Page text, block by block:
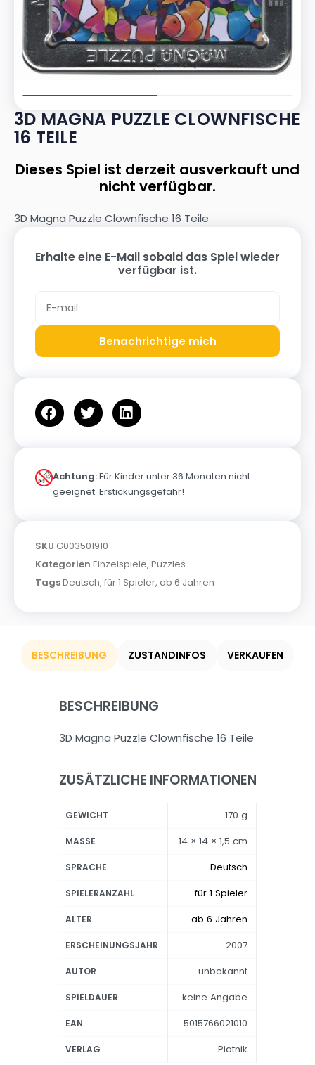
3D MAGNA PUZZLE CLOWNFISCHE
16 TEILE
Dieses Spiel ist derzeit ausverkauft und
nicht verfügbar.
3D Magna Puzzle Clownfische 16 Teile
Erhalte eine E-Mail sobald das Spiel wieder
verfügbar ist.
Benachrichtige mich
Achtung:Für Kinder unter 36 Monaten nicht
geeignet. Erstickungsgefahr!
SKU G003501910
Kategorien Einzelspiele, Puzzles
TagsDeutsch, für 1 Spieler, ab 6 Jahren
BESCHREIBUNG ZUSTANDINFOS VERKAUFEN
BESCHREIBUNG
3D Magna Puzzle Clownfische 16 Teile
ZUSÄTZLICHE INFORMATIONEN
GEWICHT 170 g
MASSE 14 × 14 × 1,5 cm
SPRACHE Deutsch
SPIELERANZAHL für 1 Spieler
ALTER ab 6 Jahren
ERSCHEINUNGSJAHR 2007
AUTOR unbekannt
SPIELDAUER keine Angabe
EAN 5015766021010
VERLAG Piatnik